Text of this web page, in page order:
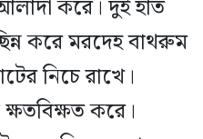
করে। দুই হাত
করে মরদেহ বাথরুম
নিচে রাখে।
ক্ষতবিক্ষত করে।